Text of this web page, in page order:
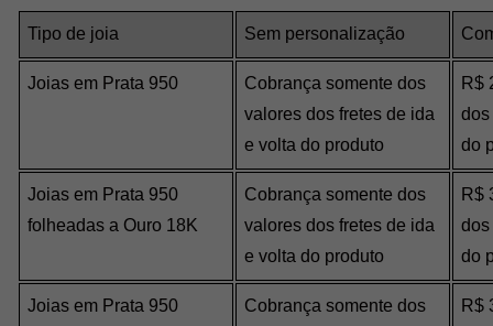
Tipo de joia Sem personalização
Joias em Prata 950
Cobrança somente dos
valores dos fretes de ida
e volta do produto
R$
dos
do
Joias em Prata 950
folheadas a Ouro 18K
Cobrança somente dos
valores dos fretes de ida
e volta do produto
R$
dos
do
Joias em Prata 950
Cobrança somente dos
R$